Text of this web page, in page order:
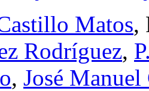
Matos,
Rodríguez,
, José